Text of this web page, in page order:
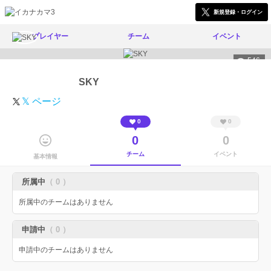
新規登録・ログイン
プレイヤー チーム イベント
546
SKY
𝕏 ページ
基本情報
0
0
チーム
0
0
イベント
所属中 （ 0 ）
所属中のチームはありません
申請中 （ 0 ）
申請中のチームはありません